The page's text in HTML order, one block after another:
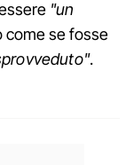
"un
se fosse
.